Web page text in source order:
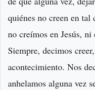
quiénes no creen en
no creímos en Jesús,
Siempre, decimos
acontecimiento. Nos
anhelamos alguna vez